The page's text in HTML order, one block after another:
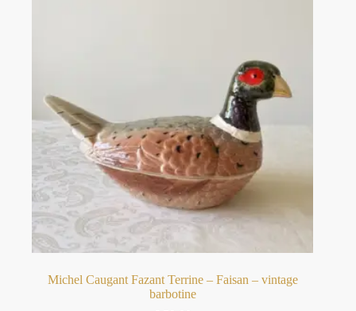
Michel Caugant Fazant Terrine – Faisan – vintage
barbotine